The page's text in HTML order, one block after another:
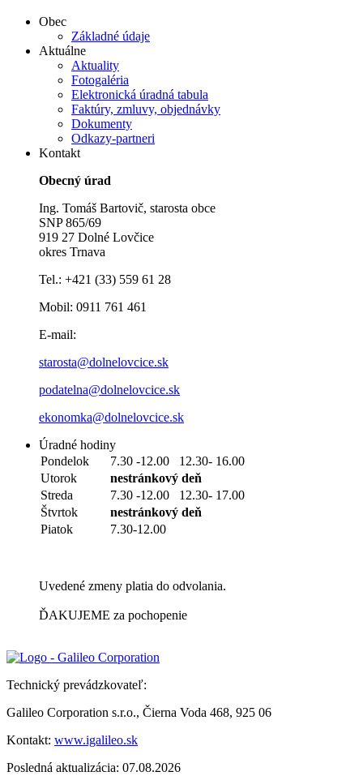
Obec
Základné údaje
Aktuálne
Aktuality
Fotogaléria
Elektronická úradná tabula
Faktúry, zmluvy, objednávky
Dokumenty
Odkazy-partneri
Kontakt
Obecný úrad
Ing. Tomáš Bartovič, starosta obce
SNP 865/69
919 27 Dolné Lovčice
okres Trnava
Tel.: +421 (33) 559 61 28
Mobil: 0911 761 461
E-mail:
starosta@dolnelovcice.sk
podatelna@dolnelovcice.sk
ekonomka@dolnelovcice.sk
Úradné hodiny
Pondelok
7.30 -12.00 12.30- 16.00
Utorok
nestránkový deň
Streda
7.30 -12.00 12.30- 17.00
Štvrtok
nestránkový deň
Piatok
7.30-12.00
Uvedené zmeny platia do odvolania.
ĎAKUJEME za pochopenie
Technický prevádzkovateľ:
Galileo Corporation s.r.o., Čierna Voda 468, 925 06
Kontakt: www.igalileo.sk
Posledná aktualizácia: 07.08.2026